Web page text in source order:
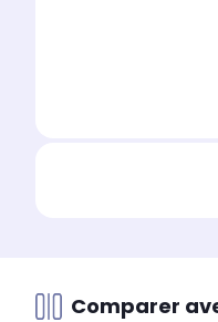
Comparer